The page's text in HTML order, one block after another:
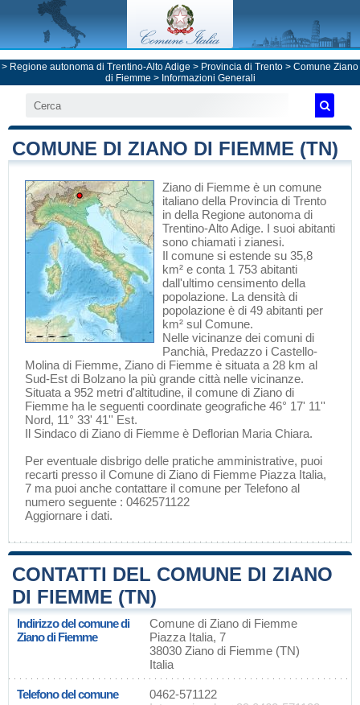
> Regione autonoma di Trentino-Alto Adige > Provincia di Trento > Comune Ziano
di Fiemme > Informazioni Generali
COMUNE DI ZIANO DI FIEMME (TN)
Ziano di Fiemme è un comune
italiano della Provincia di Trento
in della Regione autonoma di
Trentino-Alto Adige. I suoi abitanti
sono chiamati i zianesi.
Il comune si estende su 35,8
km² e conta 1 753 abitanti
dall'ultimo censimento della
popolazione. La densità di
popolazione è di 49 abitanti per
km² sul Comune.
Nelle vicinanze dei comuni di
Panchià, Predazzo i Castello-
Molina di Fiemme, Ziano di Fiemme è situata a 28 km al
Sud-Est di Bolzano la più grande città nelle vicinanze.
Situata a 952 metri d'altitudine, il comune di Ziano di
Fiemme ha le seguenti coordinate geografiche 46° 17' 11''
Nord, 11° 33' 41'' Est.
Il Sindaco di Ziano di Fiemme è Deflorian Maria Chiara.
Per eventuale disbrigo delle pratiche amministrative, puoi
recarti presso il Comune di Ziano di Fiemme Piazza Italia,
7 ma puoi anche contattare il comune per Telefono al
numero seguente : 0462571122
Aggiornare i dati.
CONTATTI DEL COMUNE DI ZIANO
DI FIEMME (TN)
Indirizzo del comune di
Ziano di Fiemme
Comune di Ziano di Fiemme
Piazza Italia, 7
38030 Ziano di Fiemme (TN)
Italia
Telefono del comune
0462-571122